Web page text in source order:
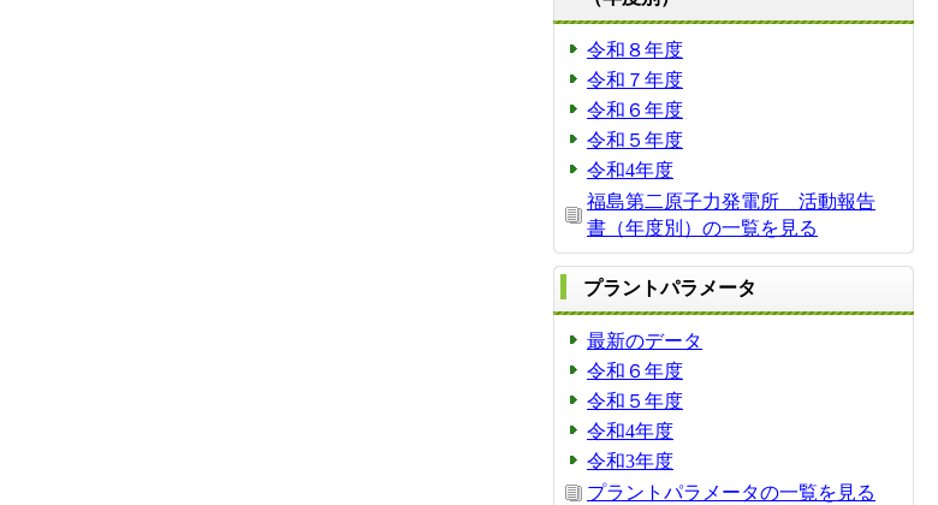
令和８年度
令和７年度
令和６年度
令和５年度
令和4年度
福島第二原子力発電所 活動報告
書（年度別）の一覧を見る
プラントパラメータ
最新のデータ
令和６年度
令和５年度
令和4年度
令和3年度
プラントパラメータの一覧を見る